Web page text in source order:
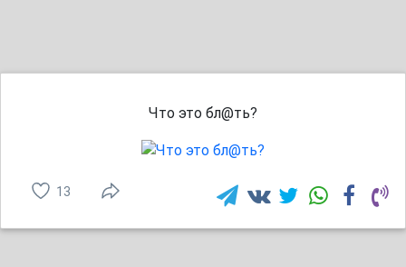
Что это бл@ть?
13